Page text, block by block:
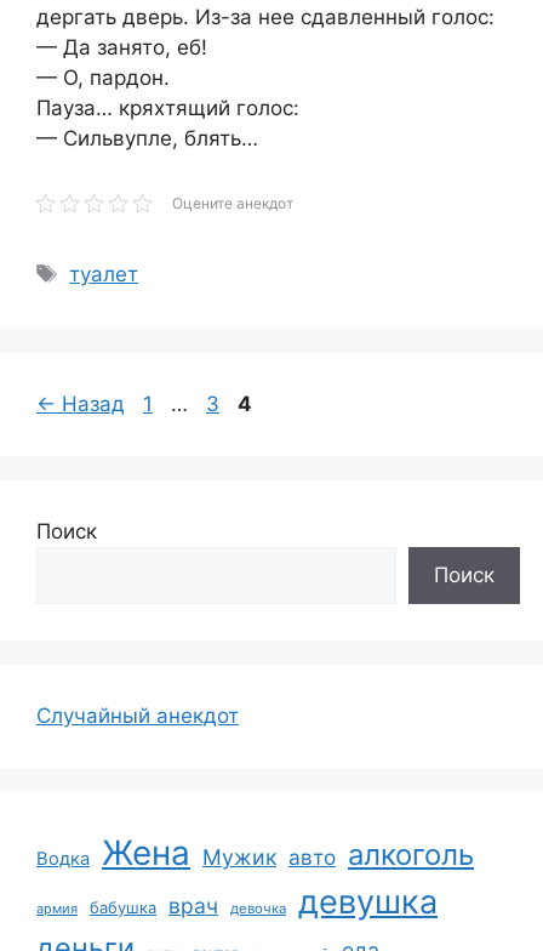
дергать дверь. Из-за нее сдавленный голос:
— Да занято, еб!
— О, пардон.
Пауза… кряхтящий голос:
— Сильвупле, блять…
Оцените анекдот
Метки
туалет
← Назад Страница
1 … Страница
3 Страница
4
Поиск
Поиск
Случайный анекдот
Водка Жена Мужик авто алкоголь
армия бабушка врач девочка девушка